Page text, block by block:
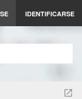
IDENTIFICARSE